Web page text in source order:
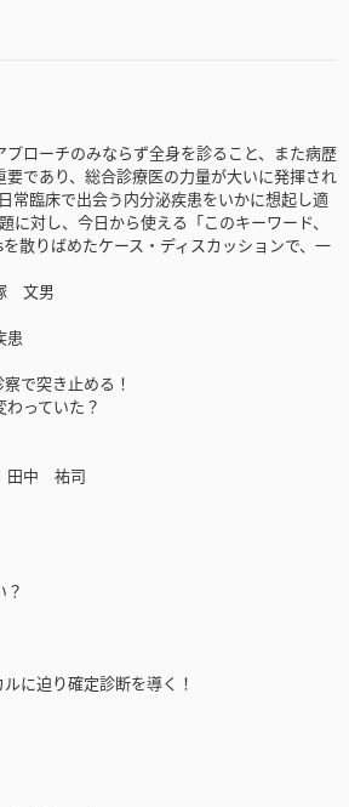
ローチのみならず全身を診ること、また病歴
であり、総合診療医の力量が大いに発揮され
常臨床で出会う内分泌疾患をいかに想起し適
に対し、今日から使える「このキーワード、
散りばめたケース・ディスカッションで、一
文男
患
で突き止める！
っていた？
中 祐司
？
迫り確定診断を導く！